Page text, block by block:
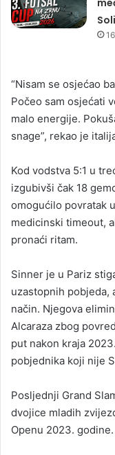
Soli
“Nisam se osjećao
Počeo sam osjećati
malo energije.
snage”, rekao je
Kod vodstva 5:1 u
izgubivši čak 18
omogućilo povratak
medicinski timeout,
pronaći ritam.
Sinner je u Pariz
uzastopnih pobjeda,
način. Njegova
Alcaraza zbog
put nakon kraja
pobjednika koji nije
Posljednji Grand
dvojice mladih
Openu 2023. godine.